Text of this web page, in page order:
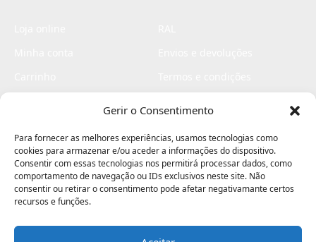
Gerir o Consentimento
Para fornecer as melhores experiências, usamos tecnologias como
cookies para armazenar e/ou aceder a informações do dispositivo.
Consentir com essas tecnologias nos permitirá processar dados, como
comportamento de navegação ou IDs exclusivos neste site. Não
consentir ou retirar o consentimento pode afetar negativamante certos
recursos e funções.
Livro de elogios